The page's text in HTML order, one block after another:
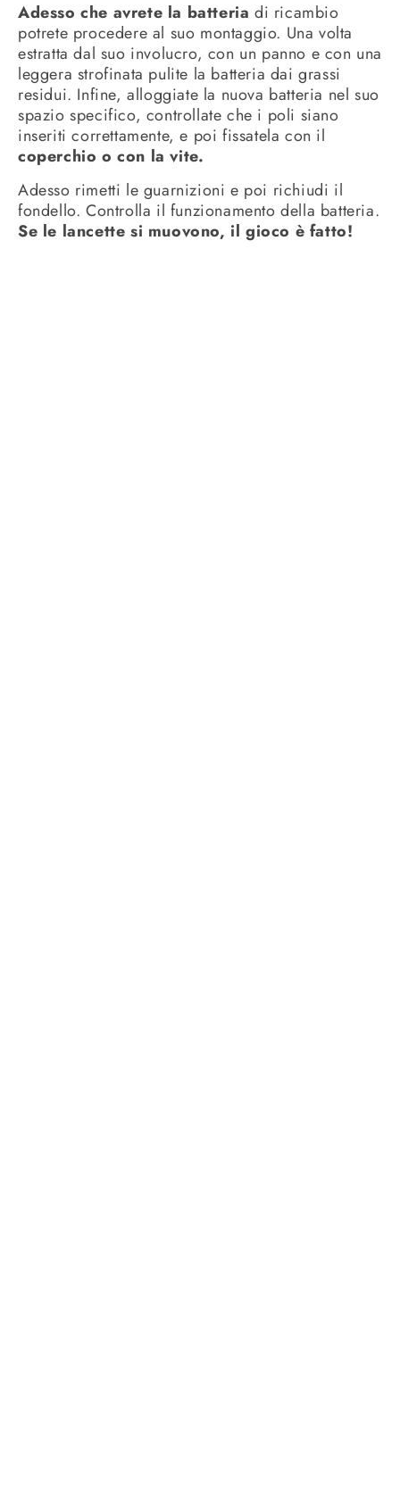
Adesso che avrete la batteria di ricambio
potrete procedere al suo montaggio. Una volta
estratta dal suo involucro, con un panno e con una
leggera strofinata pulite la batteria dai grassi
residui. Infine, alloggiate la nuova batteria nel suo
spazio specifico, controllate che i poli siano
inseriti correttamente, e poi fissatela con il
coperchio o con la vite.
Adesso rimetti le guarnizioni e poi richiudi il
fondello. Controlla il funzionamento della batteria.
Se le lancette si muovono, il gioco è fatto!